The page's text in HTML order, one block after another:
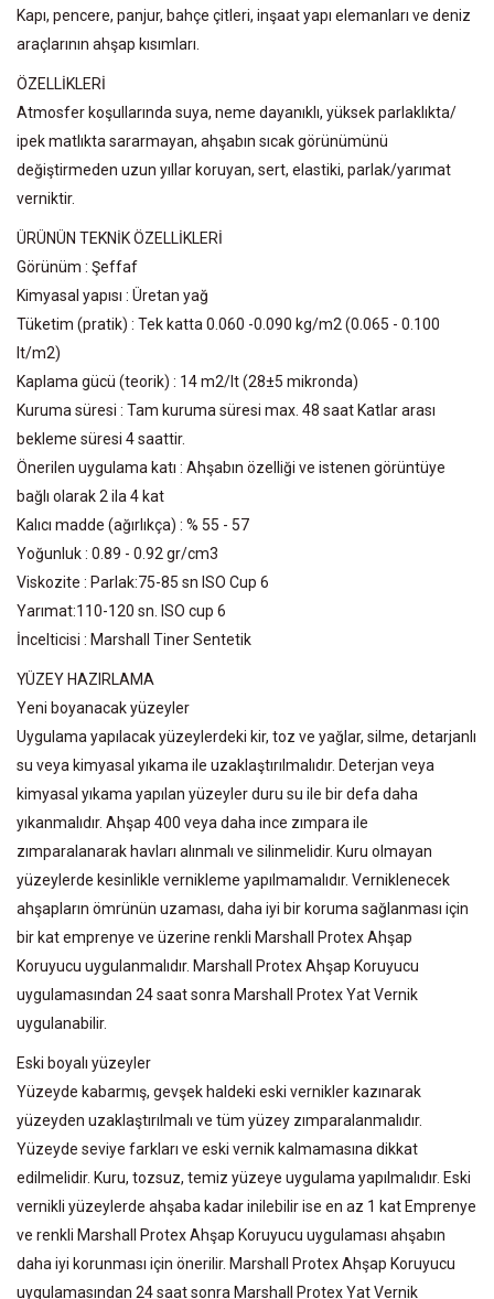
Kapı, pencere, panjur, bahçe çitleri, inşaat yapı elemanları ve deniz
araçlarının ahşap kısımları.
ÖZELLİKLERİ
Atmosfer koşullarında suya, neme dayanıklı, yüksek parlaklıkta/
ipek matlıkta sararmayan, ahşabın sıcak görünümünü
değiştirmeden uzun yıllar koruyan, sert, elastiki, parlak/yarımat
verniktir.
ÜRÜNÜN TEKNİK ÖZELLİKLERİ
Görünüm : Şeffaf
Kimyasal yapısı : Üretan yağ
Tüketim (pratik) : Tek katta 0.060 -0.090 kg/m2 (0.065 - 0.100
lt/m2)
Kaplama gücü (teorik) : 14 m2/lt (28±5 mikronda)
Kuruma süresi : Tam kuruma süresi max. 48 saat Katlar arası
bekleme süresi 4 saattir.
Önerilen uygulama katı : Ahşabın özelliği ve istenen görüntüye
bağlı olarak 2 ila 4 kat
Kalıcı madde (ağırlıkça) : % 55 - 57
Yoğunluk : 0.89 - 0.92 gr/cm3
Viskozite : Parlak:75-85 sn ISO Cup 6
Yarımat:110-120 sn. ISO cup 6
İncelticisi : Marshall Tiner Sentetik
YÜZEY HAZIRLAMA
Yeni boyanacak yüzeyler
Uygulama yapılacak yüzeylerdeki kir, toz ve yağlar, silme, detarjanlı
su veya kimyasal yıkama ile uzaklaştırılmalıdır. Deterjan veya
kimyasal yıkama yapılan yüzeyler duru su ile bir defa daha
yıkanmalıdır. Ahşap 400 veya daha ince zımpara ile
zımparalanarak havları alınmalı ve silinmelidir. Kuru olmayan
yüzeylerde kesinlikle vernikleme yapılmamalıdır. Verniklenecek
ahşapların ömrünün uzaması, daha iyi bir koruma sağlanması için
bir kat emprenye ve üzerine renkli Marshall Protex Ahşap
Koruyucu uygulanmalıdır. Marshall Protex Ahşap Koruyucu
uygulamasından 24 saat sonra Marshall Protex Yat Vernik
uygulanabilir.
Eski boyalı yüzeyler
Yüzeyde kabarmış, gevşek haldeki eski vernikler kazınarak
yüzeyden uzaklaştırılmalı ve tüm yüzey zımparalanmalıdır.
Yüzeyde seviye farkları ve eski vernik kalmamasına dikkat
edilmelidir. Kuru, tozsuz, temiz yüzeye uygulama yapılmalıdır. Eski
vernikli yüzeylerde ahşaba kadar inilebilir ise en az 1 kat Emprenye
ve renkli Marshall Protex Ahşap Koruyucu uygulaması ahşabın
daha iyi korunması için önerilir. Marshall Protex Ahşap Koruyucu
uygulamasından 24 saat sonra Marshall Protex Yat Vernik